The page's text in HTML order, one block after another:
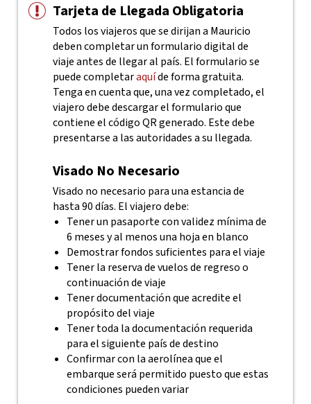
Tarjeta de Llegada Obligatoria
Todos los viajeros que se dirijan a Mauricio
deben completar un formulario digital de
viaje antes de llegar al país. El formulario se
puede completaraquíde forma gratuita.
Tenga en cuenta que, una vez completado, el
viajero debe descargar el formulario que
contiene el código QR generado. Este debe
presentarse a las autoridades a su llegada.
Visado No Necesario
Visado no necesario para una estancia de
hasta 90 días. El viajero debe:
Tener un pasaporte con validez mínima de
6 meses y al menos una hoja en blanco
Demostrar fondos suficientes para el viaje
Tener la reserva de vuelos de regreso o
continuación de viaje
Tener documentación que acredite el
propósito del viaje
Tener toda la documentación requerida
para el siguiente país de destino
Confirmar con la aerolínea que el
embarque será permitido puesto que estas
condiciones pueden variar